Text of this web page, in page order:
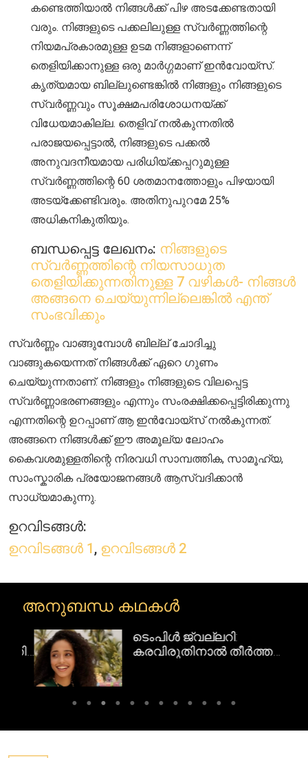
കണ്ടെത്തിയാൽ നിങ്ങൾക്ക് പിഴ അടക്കേണ്ടതായി
വരും. നിങ്ങളുടെ പക്കലിലുള്ള സ്വർണ്ണത്തിന്റെ
നിയമപ്രകാരമുള്ള ഉടമ നിങ്ങളാണെന്ന്
തെളിയിക്കാനുള്ള ഒരു മാർഗ്ഗമാണ് ഇൻവോയ്സ്.
കൃത്യമായ ബില്ലുണ്ടെങ്കിൽ നിങ്ങളും നിങ്ങളുടെ
സ്വർണ്ണവും സൂക്ഷമപരിശോധനയ്ക്ക്
വിധേയമാകില്ല. തെളിവ് നൽകുന്നതിൽ
പരാജയപ്പെട്ടാൽ, നിങ്ങളുടെ പക്കൽ
അനുവദനീയമായ പരിധിയ്ക്കപ്പറുമുള്ള
സ്വർണ്ണത്തിന്റെ 60 ശതമാനത്തോളും പിഴയായി
അടയ്ക്കേണ്ടിവരും. അതിനുപുറമേ 25%
അധികനികുതിയും.
ബന്ധപ്പെട്ട ലേഖനം: നിങ്ങളുടെ
സ്വർണ്ണത്തിന്റെ നിയസാധുത
തെളിയിക്കുന്നതിനുള്ള 7 വഴികൾ- നിങ്ങൾ
അങ്ങനെ ചെയ്യുന്നില്ലെങ്കിൽ എന്ത്
സംഭവിക്കും
സ്വർണ്ണം വാങ്ങുമ്പോൾ ബില്ല് ചോദിച്ചു
വാങ്ങുകയെന്നത് നിങ്ങൾക്ക് ഏറെ ഗുണം
ചെയ്യുന്നതാണ്. നിങ്ങളും നിങ്ങളുടെ വിലപ്പെട്ട
സ്വർണ്ണാഭരണങ്ങളും എന്നും സംരക്ഷിക്കപ്പെട്ടിരിക്കുന്നു
എന്നതിന്റെ ഉറപ്പാണ് ആ ഇൻവോയ്സ് നൽകുന്നത്.
അങ്ങനെ നിങ്ങൾക്ക് ഈ അമൂല്യ ലോഹം
കൈവശമുള്ളതിന്റെ നിരവധി സാമ്പത്തിക, സാമൂഹ്യ,
സാംസ്കാരിക പ്രയോജനങ്ങൾ ആസ്വദിക്കാൻ
സാധ്യമാകുന്നു.
ഉറവിടങ്ങൾ:
ഉറവിടങ്ങൾ 1, ഉറവിടങ്ങൾ 2
അനുബന്ധ കഥകൾ
ടെംപിൾ ജ്വല്ലറി:
കരവിരുതിനാൽ തീർത്ത
ദക്ഷിണേന്ത്യൻ
സ്വർണവിസ്മയങ്ങൾ